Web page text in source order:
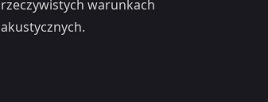
rzeczywistych warunkach
akustycznych.